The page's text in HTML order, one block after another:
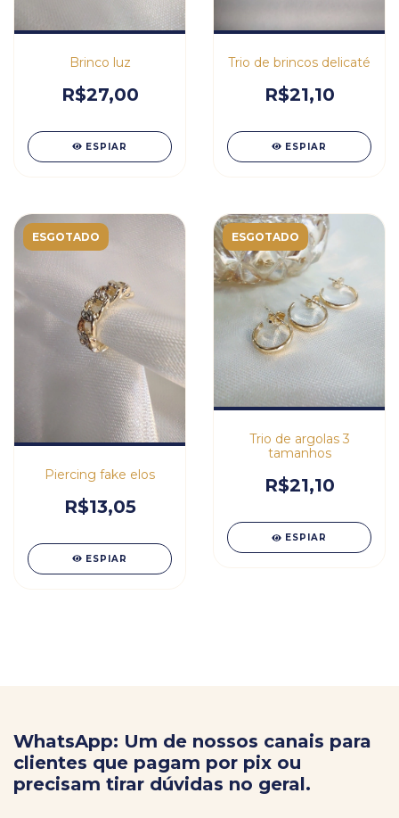
Brinco luz
R$27,00
ESPIAR
Trio de brincos delicaté
R$21,10
ESPIAR
ESGOTADO
Piercing fake elos
R$13,05
ESPIAR
ESGOTADO
Trio de argolas 3
tamanhos
R$21,10
ESPIAR
WhatsApp: Um de nossos canais para
clientes que pagam por pix ou
precisam tirar dúvidas no geral.